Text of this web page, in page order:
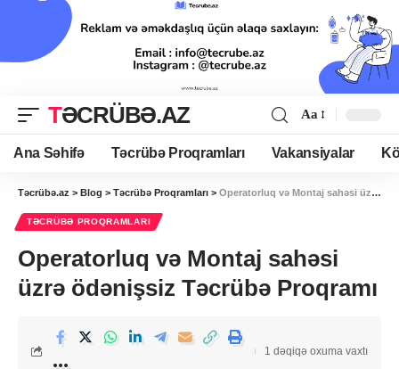
TƏCRÜBƏ.AZ Aa
Ana Səhifə Təcrübə Proqramları Vakansiyalar
Təcrübə.az > Blog > Təcrübə Proqramları > Operatorluq və Montaj sahəsi üzrə ödənişsiz Təcrübə Proqramı
TƏCRÜBƏ PROQRAMLARI
Operatorluq və Montaj sahəsi
üzrə ödənişsiz Təcrübə Proqramı
1 dəqiqə oxuma vaxtı